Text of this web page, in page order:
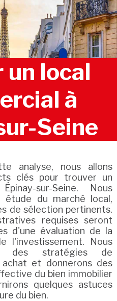
un local
à
Seine
analyse, nous allons
clés pour trouver un
sur-Seine. Nous
étude du marché local,
de sélection pertinents.
requises seront
d'une évaluation de la
l'investissement. Nous
des stratégies de
et donnerons des
du bien immobilier
quelques astuces
du bien.